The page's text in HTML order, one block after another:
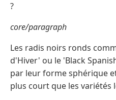
?
core/paragraph
Les radis noirs ronds
d'Hiver' ou le 'Black
par leur forme sphérique
plus court que les variétés